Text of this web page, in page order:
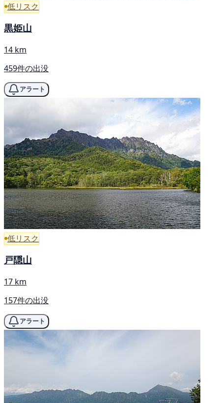
低リスク
黒姫山
14 km
459件の出没
アラート
低リスク
戸隠山
17 km
157件の出没
アラート